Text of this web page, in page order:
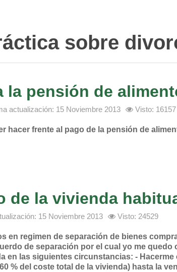
sobre
la pensión de
actualización: 15 Noviembre 2013 Visto: 16157
hacer frente al pago de la pensión de
de la vivienda
15 Noviembre 2013 Visto: 24529
en regimen de separación de bienes
de separación por el cual yo me quedo
en las siguientes circunstancias: - Hacerme
% del coste total de la vivienda) hasta la